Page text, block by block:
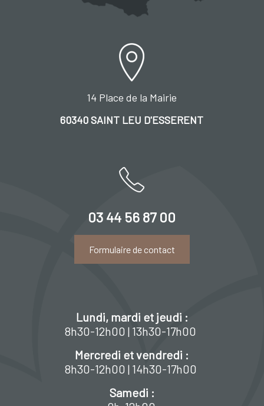
14 Place de la Mairie
60340 SAINT LEU D'ESSERENT
03 44 56 87 00
Formulaire de contact
Lundi, mardi et jeudi :
8h30-12h00 | 13h30-17h00
Mercredi et vendredi :
8h30-12h00 | 14h30-17h00
Samedi :